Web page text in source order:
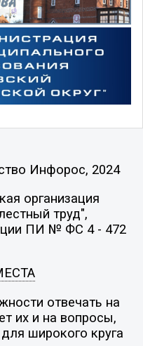
Инфорос, 2024
организация
труд",
ПИ № ФС 4 - 472
отвечать на
их и на вопросы,
широкого круга